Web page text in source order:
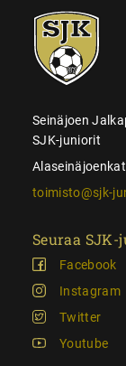
SJK-
juniorit
Seinäjoen
SJK-juniorit
toimisto@sjk-
Seuraa
Facebook
Instagram
Twitter
Youtube